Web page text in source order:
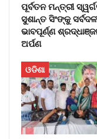
ପୂର୍ବତନ ମନ୍ତ୍ରୀ
ସୁଶାନ୍ତ ସିଂଙ୍କୁ
ଭାବପୂର୍ଣ୍ଣ
ଅର୍ପଣ
ଓଡିଶା